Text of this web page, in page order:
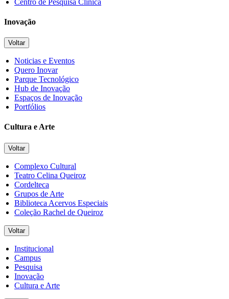
Inovação
Voltar
Noticias e Eventos
Quero Inovar
Parque Tecnológico
Hub de Inovação
Espaços de Inovação
Portfólios
Cultura e Arte
Voltar
Complexo Cultural
Teatro Celina Queiroz
Cordelteca
Grupos de Arte
Biblioteca Acervos Especiais
Coleção Rachel de Queiroz
Voltar
Institucional
Campus
Pesquisa
Inovação
Cultura e Arte